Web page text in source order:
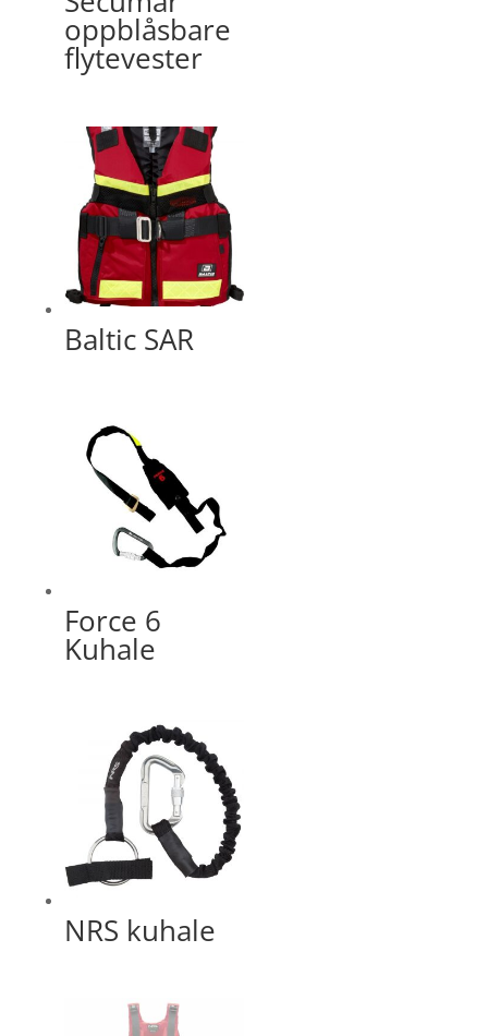
oppblåsbare
flytevester
Baltic SAR
Force 6
Kuhale
NRS kuhale